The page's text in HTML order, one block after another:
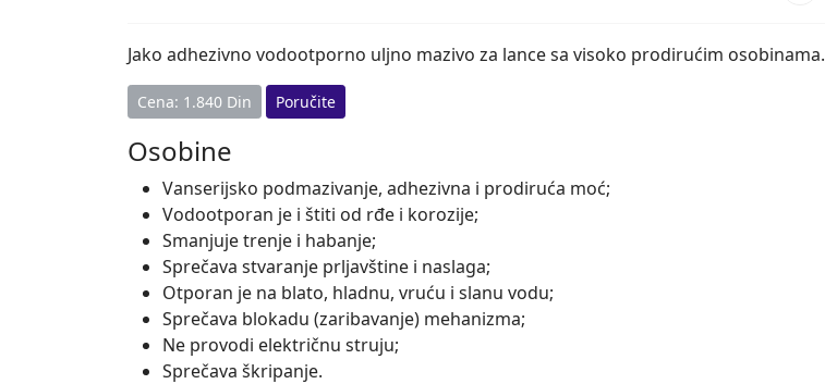
Jako adhezivno vodootporno uljno mazivo za lance sa visoko prodirućim osobinama.
Cena: 1.840 Din Poručite
Osobine
Vanserijsko podmazivanje, adhezivna i prodiruća moć;
Vodootporan je i štiti od rđe i korozije;
Smanjuje trenje i habanje;
Sprečava stvaranje prljavštine i naslaga;
Otporan je na blato, hladnu, vruću i slanu vodu;
Sprečava blokadu (zaribavanje) mehanizma;
Ne provodi električnu struju;
Sprečava škripanje.